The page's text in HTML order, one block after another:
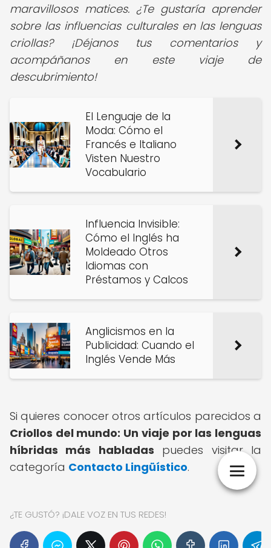
maravillosos matices. ¿Te gustaría aprender
sobre las influencias culturales en las lenguas
criollas? ¡Déjanos tus comentarios y
acompáñanos en este viaje de
descubrimiento!
El Lenguaje de la
Moda: Cómo el
Francés e Italiano
Visten Nuestro
Vocabulario
Influencia Invisible:
Cómo el Inglés ha
Moldeado Otros
Idiomas con
Préstamos y Calcos
Anglicismos en la
Publicidad: Cuando el
Inglés Vende Más
Si quieres conocer otros artículos parecidos a
Criollos del mundo: Un viaje por las lenguas
híbridas más habladas puedes visitar la
categoría Contacto Lingüístico.
¿TE GUSTÓ? ¡DALE VOZ EN TUS REDES!